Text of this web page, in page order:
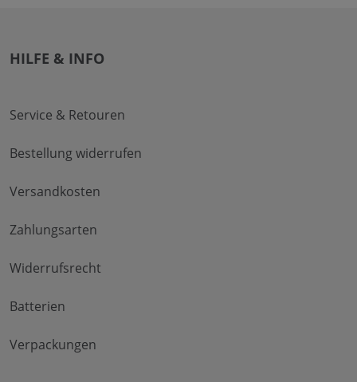
HILFE & INFO
Service & Retouren
Bestellung widerrufen
Versandkosten
Zahlungsarten
Widerrufsrecht
Batterien
Verpackungen